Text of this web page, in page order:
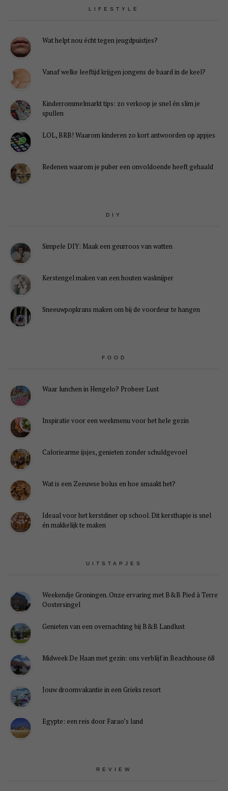
LIFESTYLE
Wat helpt nou écht tegen jeugdpuistjes?
Vanaf welke leeftijd krijgen jongens de baard in de keel?
Kinderrommelmarkt tips: zo verkoop je snel én slim je
spullen
LOL, BRB! Waarom kinderen zo kort antwoorden op appjes
Redenen waarom je puber een onvoldoende heeft gehaald
DIY
Simpele DIY: Maak een geurroos van watten
Kerstengel maken van een houten wasknijper
Sneeuwpopkrans maken om bij de voordeur te hangen
FOOD
Waar lunchen in Hengelo? Probeer Lust
Inspiratie voor een weekmenu voor het hele gezin
Caloriearme ijsjes, genieten zonder schuldgevoel
Wat is een Zeeuwse bolus en hoe smaakt het?
Ideaal voor het kerstdiner op school. Dit kersthapje is snel
én makkelijk te maken
UITSTAPJES
Weekendje Groningen. Onze ervaring met B&B Pied à Terre
Oostersingel
Genieten van een overnachting bij B&B Landlust
Midweek De Haan met gezin: ons verblijf in Beachhouse 68
Jouw droomvakantie in een Grieks resort
Egypte: een reis door Farao’s land
REVIEW